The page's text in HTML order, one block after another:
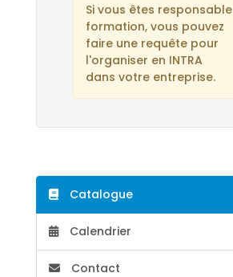
Si vous êtes responsable
formation, vous pouvez
faire une requête pour
l'organiser en INTRA
dans votre entreprise.
Catalogue
Calendrier
Contact